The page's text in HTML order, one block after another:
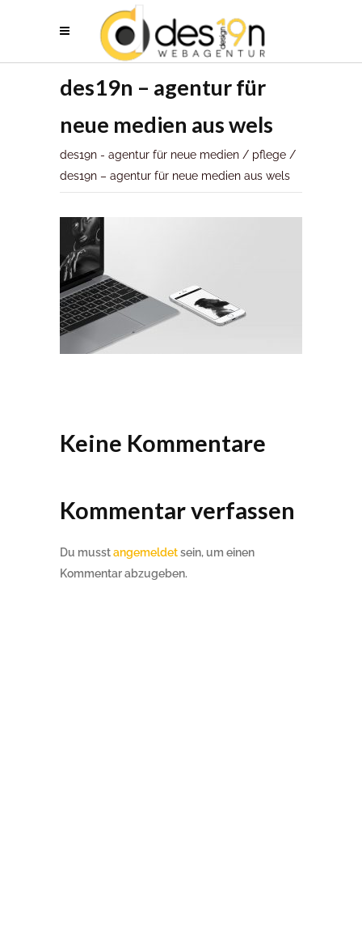
des19n – agentur für
neue medien aus wels
des19n - agentur für neue medien / pflege /
des19n – agentur für neue medien aus wels
Keine Kommentare
Kommentar verfassen
Du musstangemeldetsein, um einen
Kommentar abzugeben.